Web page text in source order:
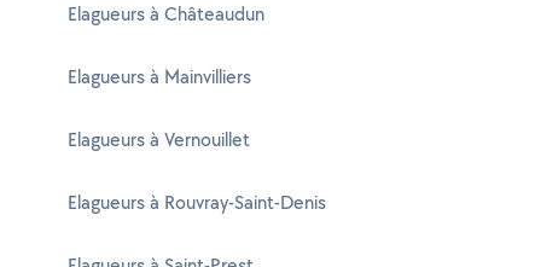
Elagueurs à Châteaudun
Elagueurs à Mainvilliers
Elagueurs à Vernouillet
Elagueurs à Rouvray-Saint-Denis